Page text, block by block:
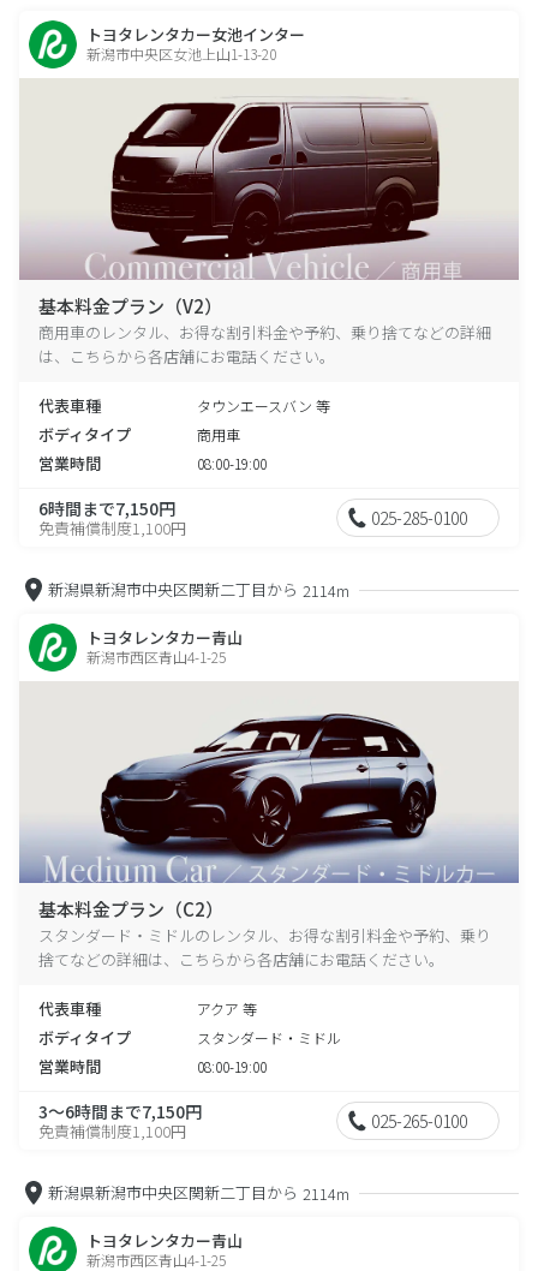
トヨタレンタカー女池インター
新潟市中央区女池上山1-13-20
基本料金プラン（V2）
商用車のレンタル、お得な割引料金や予約、乗り捨てなどの詳細
は、こちらから各店舗にお電話ください。
代表車種 タウンエースバン 等
ボディタイプ 商用車
営業時間 08:00-19:00
6時間まで7,150円
免責補償制度1,100円 025-285-0100
新潟県新潟市中央区関新二丁目から 2114m
トヨタレンタカー青山
新潟市西区青山4-1-25
基本料金プラン（C2）
スタンダード・ミドルのレンタル、お得な割引料金や予約、乗り
捨てなどの詳細は、こちらから各店舗にお電話ください。
代表車種 アクア 等
ボディタイプ スタンダード・ミドル
営業時間 08:00-19:00
3～6時間まで7,150円
免責補償制度1,100円 025-265-0100
新潟県新潟市中央区関新二丁目から 2114m
トヨタレンタカー青山
新潟市西区青山4-1-25